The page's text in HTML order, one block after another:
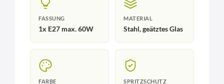
FASSUNG
1x E27 max. 60W
MATERIAL
Stahl, geätztes Glas
FARBE SPRITZSCHUTZ